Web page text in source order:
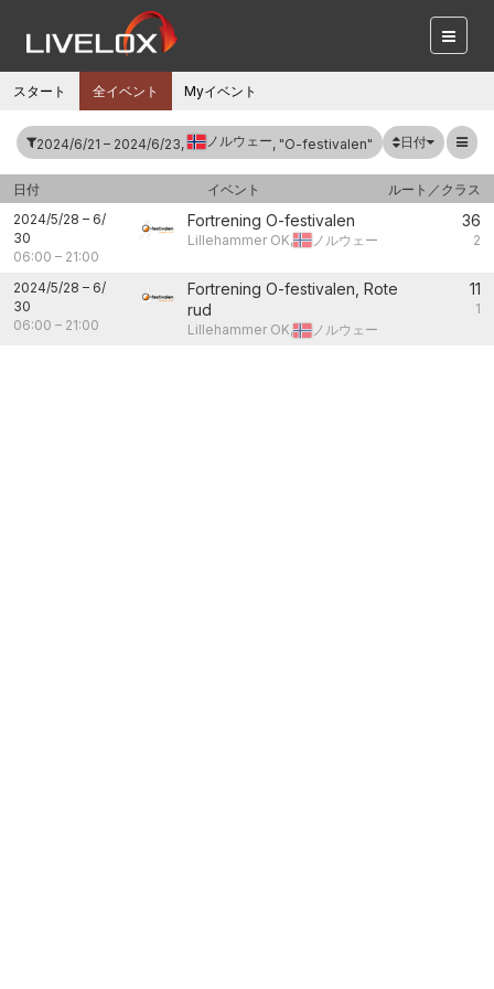
スタート 全イベント Myイベント
2024/6/21 – 2024/6/23, ノルウェー, "O-festivalen" 日付
日付 イベント
ルート／クラス
2024/5/28 – 6/
30
06:00 – 21:00
Fortrening O-festivalen
Lillehammer OK, ノルウェー
36
2
2024/5/28 – 6/
30
06:00 – 21:00
Fortrening O-festivalen, Rote
rud
Lillehammer OK, ノルウェー
11
1